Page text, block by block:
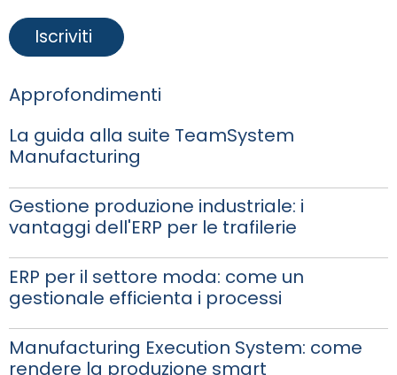
Approfondimenti
La guida alla suite TeamSystem
Manufacturing
Gestione produzione industriale: i
vantaggi dell'ERP per le trafilerie
ERP per il settore moda: come un
gestionale efficienta i processi
Manufacturing Execution System: come
rendere la produzione smart